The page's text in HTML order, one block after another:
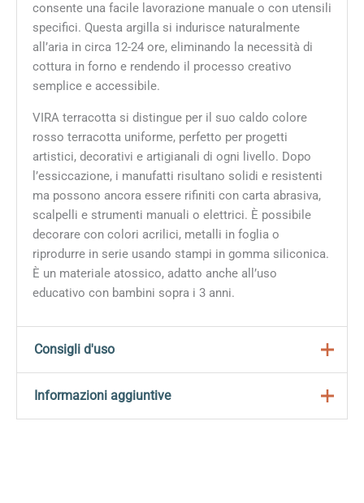
consente una facile lavorazione manuale o con utensili
specifici. Questa argilla si indurisce naturalmente
all’aria in circa 12-24 ore, eliminando la necessità di
cottura in forno e rendendo il processo creativo
semplice e accessibile.
VIRA terracotta si distingue per il suo caldo colore
rosso terracotta uniforme, perfetto per progetti
artistici, decorativi e artigianali di ogni livello. Dopo
l’essiccazione, i manufatti risultano solidi e resistenti
ma possono ancora essere rifiniti con carta abrasiva,
scalpelli e strumenti manuali o elettrici. È possibile
decorare con colori acrilici, metalli in foglia o
riprodurre in serie usando stampi in gomma siliconica.
È un materiale atossico, adatto anche all’uso
educativo con bambini sopra i 3 anni.
Consigli d'uso
Prelevare la quantità necessaria di argilla dalla
Informazioni aggiuntive